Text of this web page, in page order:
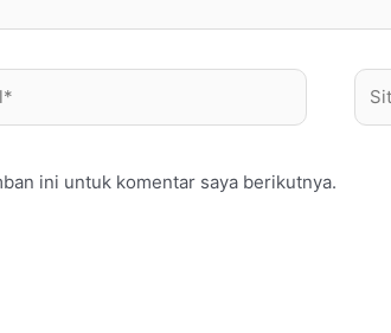
Web
ini untuk komentar saya berikutnya.